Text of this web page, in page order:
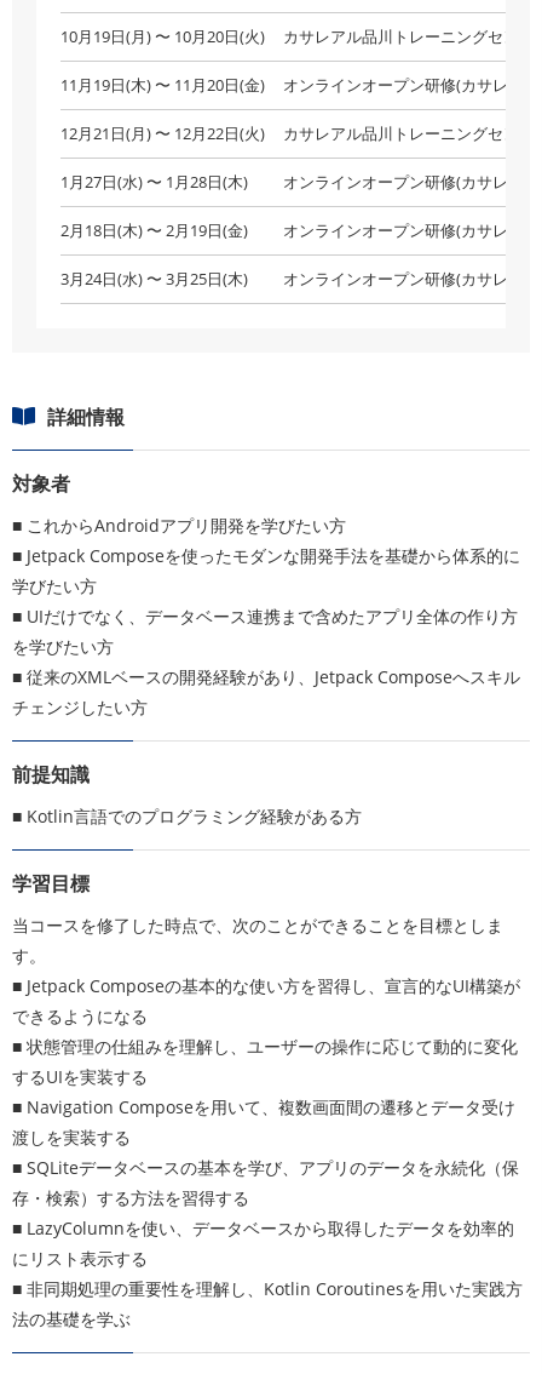
10月19日(月) 〜 10月20日(火) カサレアル品川トレーニングセンタ
11月19日(木) 〜 11月20日(金) オンラインオープン研修(カサレア
12月21日(月) 〜 12月22日(火) カサレアル品川トレーニングセンタ
1月27日(水) 〜 1月28日(木) オンラインオープン研修(カサレア
2月18日(木) 〜 2月19日(金) オンラインオープン研修(カサレア
3月24日(水) 〜 3月25日(木) オンラインオープン研修(カサレア
詳細情報
対象者
■ これからAndroidアプリ開発を学びたい方
■ Jetpack Composeを使ったモダンな開発手法を基礎から体系的に
学びたい方
■ UIだけでなく、データベース連携まで含めたアプリ全体の作り方
を学びたい方
■ 従来のXMLベースの開発経験があり、Jetpack Composeへスキル
チェンジしたい方
前提知識
■ Kotlin言語でのプログラミング経験がある方
学習目標
当コースを修了した時点で、次のことができることを目標としま
す。
■ Jetpack Composeの基本的な使い方を習得し、宣言的なUI構築が
できるようになる
■ 状態管理の仕組みを理解し、ユーザーの操作に応じて動的に変化
するUIを実装する
■ Navigation Composeを用いて、複数画面間の遷移とデータ受け
渡しを実装する
■ SQLiteデータベースの基本を学び、アプリのデータを永続化（保
存・検索）する方法を習得する
■ LazyColumnを使い、データベースから取得したデータを効率的
にリスト表示する
■ 非同期処理の重要性を理解し、Kotlin Coroutinesを用いた実践方
法の基礎を学ぶ